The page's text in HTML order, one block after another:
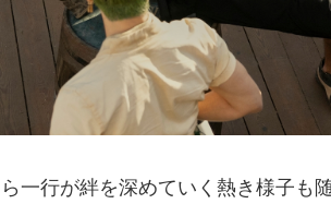
一行が絆を深めていく熱き様子も